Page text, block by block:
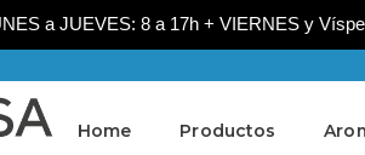
a JUEVES: 8 a 17h + VIERNES y
Home Productos